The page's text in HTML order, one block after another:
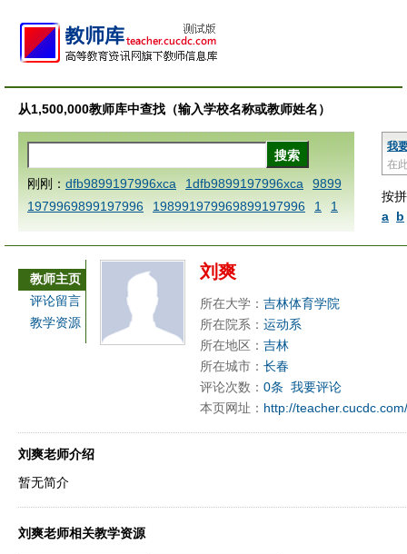
从1,500,000教师库中查找（输入学校名称或教师姓名）
我
在
按
a b
刚刚： dfb9899197996xca 1dfb9899197996xca
9899
1979969899197996
198991979969899197996 1
1
AAABBBCCCdefine blablaenddefine dfbxyzendtemplat
bbccccdddeeexcareplacezo
1dfbabctitlexca
h key98991 methodmultiply operand97996xca
1dfbset
x9899197996xxca
1dfbthisxca 1dfbxca123
1printdfb
9899197996 xca
AAABBBCCCdefine blablaenddefine
dfbxyzendtemplate dfbCCCBBBAAA
dfb9899197996
dfbmath key98991 methodmultiply o
dfbsetx9899197996xxca
dfbthisxc
a
教师主页
评论留言
教学资源
刘爽
所在大学： 吉林体育学院
所在院系： 运动系
所在地区： 吉林
所在城市： 长春
评论次数： 0条 我要评论
本页网址： http://
刘爽老师介绍
暂无简介
刘爽老师相关教学资源